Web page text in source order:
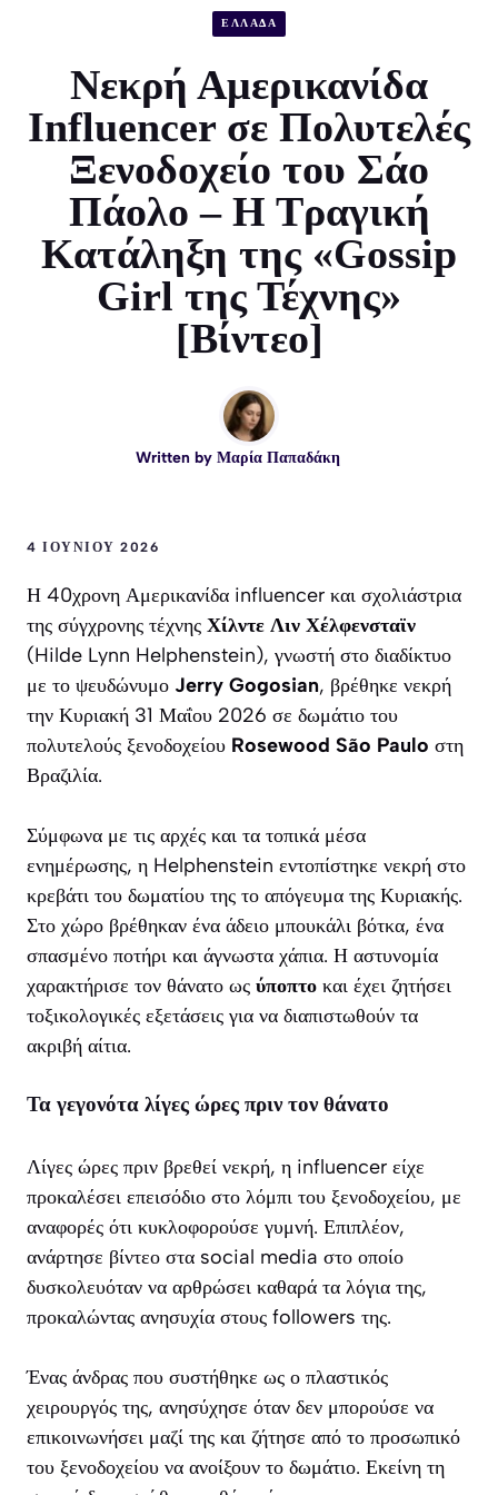
ΕΛΛΑΔΑ
Νεκρή Αμερικανίδα
Influencer σε Πολυτελές
Ξενοδοχείο του Σάο
Πάολο – Η Τραγική
Κατάληξη της «Gossip
Girl της Τέχνης»
[Βίντεο]
Written by Μαρία Παπαδάκη
4 ΙΟΥΝΊΟΥ 2026
Η 40χρονη Αμερικανίδα influencer και σχολιάστρια
της σύγχρονης τέχνης Χίλντε Λιν Χέλφενσταϊν
(Hilde Lynn Helphenstein), γνωστή στο διαδίκτυο
με το ψευδώνυμο Jerry Gogosian, βρέθηκε νεκρή
την Κυριακή 31 Μαΐου 2026 σε δωμάτιο του
πολυτελούς ξενοδοχείου Rosewood São Paulo στη
Βραζιλία.
Σύμφωνα με τις αρχές και τα τοπικά μέσα
ενημέρωσης, η Helphenstein εντοπίστηκε νεκρή στο
κρεβάτι του δωματίου της το απόγευμα της Κυριακής.
Στο χώρο βρέθηκαν ένα άδειο μπουκάλι βότκα, ένα
σπασμένο ποτήρι και άγνωστα χάπια. Η αστυνομία
χαρακτήρισε τον θάνατο ως ύποπτο και έχει ζητήσει
τοξικολογικές εξετάσεις για να διαπιστωθούν τα
ακριβή αίτια.
Τα γεγονότα λίγες ώρες πριν τον θάνατο
Λίγες ώρες πριν βρεθεί νεκρή, η influencer είχε
προκαλέσει επεισόδιο στο λόμπι του ξενοδοχείου, με
αναφορές ότι κυκλοφορούσε γυμνή. Επιπλέον,
ανάρτησε βίντεο στα social media στο οποίο
δυσκολευόταν να αρθρώσει καθαρά τα λόγια της,
προκαλώντας ανησυχία στους followers της.
Ένας άνδρας που συστήθηκε ως ο πλαστικός
χειρουργός της, ανησύχησε όταν δεν μπορούσε να
επικοινωνήσει μαζί της και ζήτησε από το προσωπικό
του ξενοδοχείου να ανοίξουν το δωμάτιο. Εκείνη τη